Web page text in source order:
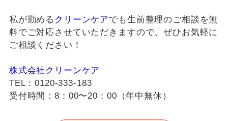
私が勤める クリーンケアでも生前整理のご相談を無
料でご対応させていただきますので、ぜひお気軽に
ご相談ください！
株式会社クリーンケア
TEL：0120-333-183
受付時間：8：00〜20：00（年中無休）